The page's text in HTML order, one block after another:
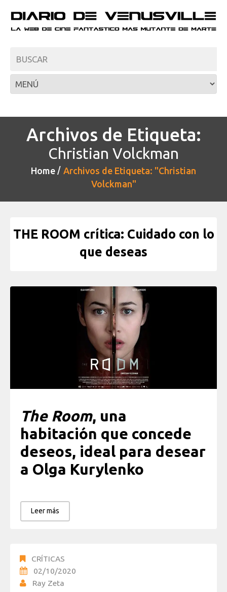
Archivos de Etiqueta:
Christian Volckman
Home
Archivos de Etiqueta: "Christian
Volckman"
THE ROOM crítica: Cuidado con lo
que deseas
The Room, una
habitación que concede
deseos, ideal para desear
a Olga Kurylenko
Leer más
CRÍTICAS
02/10/2020
Ray Zeta